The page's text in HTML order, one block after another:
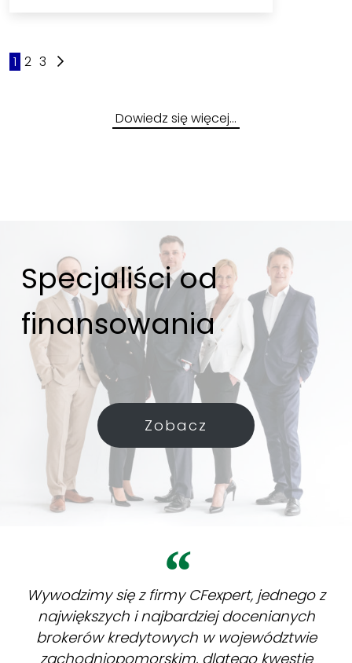
1 2 3
Dowiedz się więcej…
Specjaliści od
finansowania
Zobacz
Wywodzimy się z firmy CFexpert, jednego z
największych i najbardziej docenianych
brokerów kredytowych w województwie
zachodniopomorskim, dlatego kwestie